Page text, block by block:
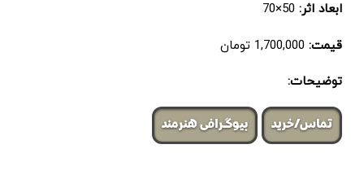
ابعاد اثر:50×70
قیمت:1,700,000 تومان
توضیحات:
تماس/خرید بیوگرافی هنرمند